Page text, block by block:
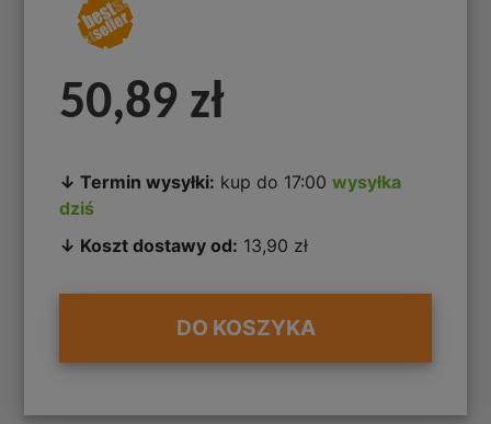
50,89 zł
↓ Termin wysyłki: kup do 17:00wysyłka
dziś
↓ Koszt dostawy od: 13,90 zł
DO KOSZYKA